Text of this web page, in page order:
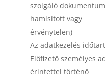
szolgáló
hamisított vagy
érvénytelen)
Az adatkezelés
Előfizető személyes
érintettel történő